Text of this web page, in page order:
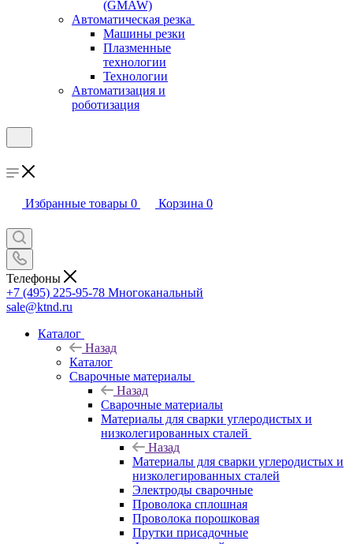
(GMAW)
Автоматическая резка
Машины резки
Плазменные
технологии
Технологии
Автоматизация и
роботизация
Избранные товары 0 Корзина 0
Телефоны
+7 (495) 225-95-78 Многоканальный
sale@ktnd.ru
Каталог
Назад
Каталог
Сварочные материалы
Назад
Сварочные материалы
Материалы для сварки углеродистых и
низколегированных сталей
Назад
Материалы для сварки углеродистых и
низколегированных сталей
Электроды сварочные
Проволока сплошная
Проволока порошковая
Прутки присадочные